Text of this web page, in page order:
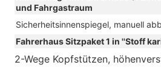
und Fahrgastraum
Sicherheitsinnenspiegel, manuell
Fahrerhaus Sitzpaket 1 in ''Stoff
2-Wege Kopfstützen,